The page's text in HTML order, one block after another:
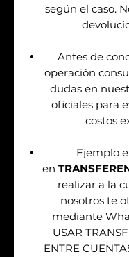
según el caso.
Antes de
operación
dudas en
oficiales para
costos
Ejemplo
en
realizar a la
nosotros te
mediante
USAR
ENTRE